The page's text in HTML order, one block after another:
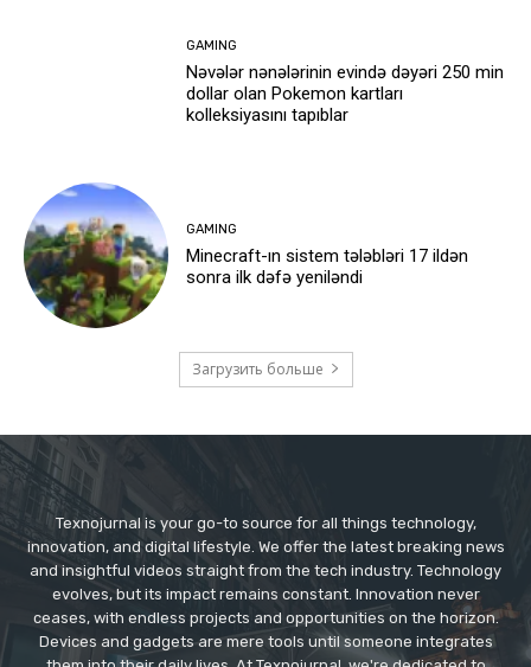
GAMING
Nəvələr nənələrinin evində dəyəri 250 min
dollar olan Pokemon kartları
kolleksiyasını tapıblar
GAMING
Minecraft-ın sistem tələbləri 17 ildən
sonra ilk dəfə yeniləndi
Загрузить больше
Texnojurnal is your go-to source for all things technology,
innovation, and digital lifestyle. We offer the latest breaking news
and insightful videos straight from the tech industry. Technology
evolves, but its impact remains constant. Innovation never
ceases, with endless projects and opportunities on the horizon.
Devices and gadgets are mere tools until someone integrates